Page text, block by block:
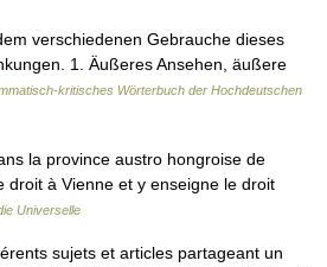
verschiedenen Gebrauche dieses
1. Äußeres Ansehen, äußere
kritisches Wörterbuch der Hochdeutschen
la province austro hongroise de
droit à Vienne et y enseigne le droit
Universelle
sujets et articles partageant un